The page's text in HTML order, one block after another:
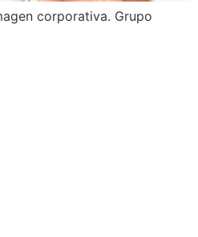
corporativa. Grupo